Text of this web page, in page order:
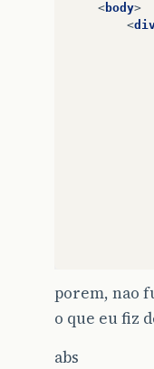
<body>
<
porem, nao
o que eu fiz
abs